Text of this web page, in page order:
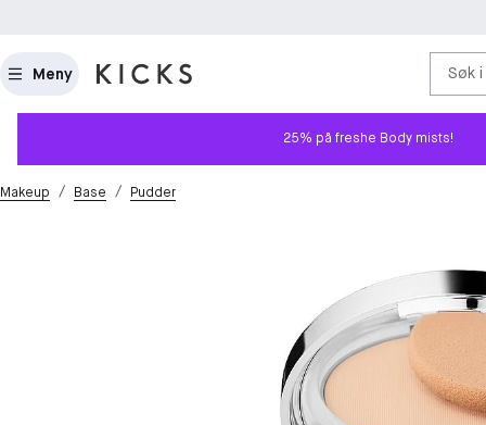
Meny Søk
25% på freshe Body mists!
Makeup / Base / Pudder